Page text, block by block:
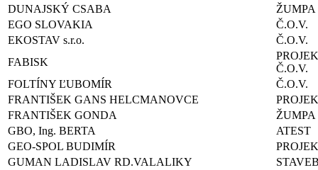
DUNAJSKÝ CSABA
ŽUMPA
EGO SLOVAKIA
Č.O.V.
EKOSTAV s.r.o.
Č.O.V.
FABISK
Č.O.V.
FOLTÍNY ĽUBOMÍR
Č.O.V.
FRANTIŠEK GANS HELCMANOVCE
FRANTIŠEK GONDA
ŽUMPA
GBO, Ing. BERTA
ATEST
GEO-SPOL BUDIMÍR
GUMAN LADISLAV RD.VALALIKY